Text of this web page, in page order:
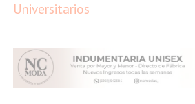
Universitarios